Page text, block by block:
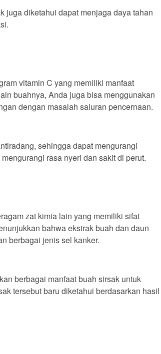
juga diketahui dapat menjaga daya tahan
vitamin C yang memiliki manfaat
buahnya, Anda juga bisa menggunakan
dengan masalah saluran pencernaan.
sehingga dapat mengurangi
rasa nyeri dan sakit di perut.
zat kimia lain yang memiliki sifat
bahwa ekstrak buah dan daun
berbagai jenis sel kanker.
berbagai manfaat buah sirsak untuk
tersebut baru diketahui berdasarkan hasil